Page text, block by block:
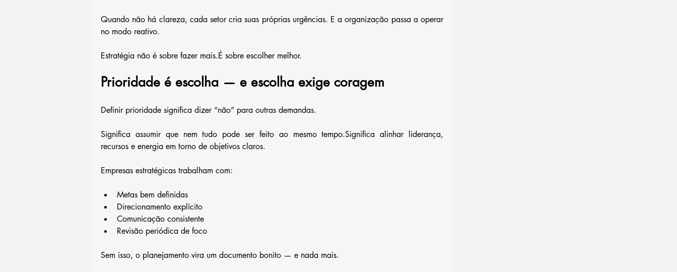
Quando não há clareza, cada setor cria suas próprias urgências. E a organização passa a operar
no modo reativo.
Estratégia não é sobre fazer mais.É sobre escolher melhor.
Prioridade é escolha — e escolha exige coragem
Definir prioridade significa dizer “não” para outras demandas.
Significa assumir que nem tudo pode ser feito ao mesmo tempo.Significa alinhar liderança,
recursos e energia em torno de objetivos claros.
Empresas estratégicas trabalham com:
Metas bem definidas
Direcionamento explícito
Comunicação consistente
Revisão periódica de foco
Sem isso, o planejamento vira um documento bonito — e nada mais.